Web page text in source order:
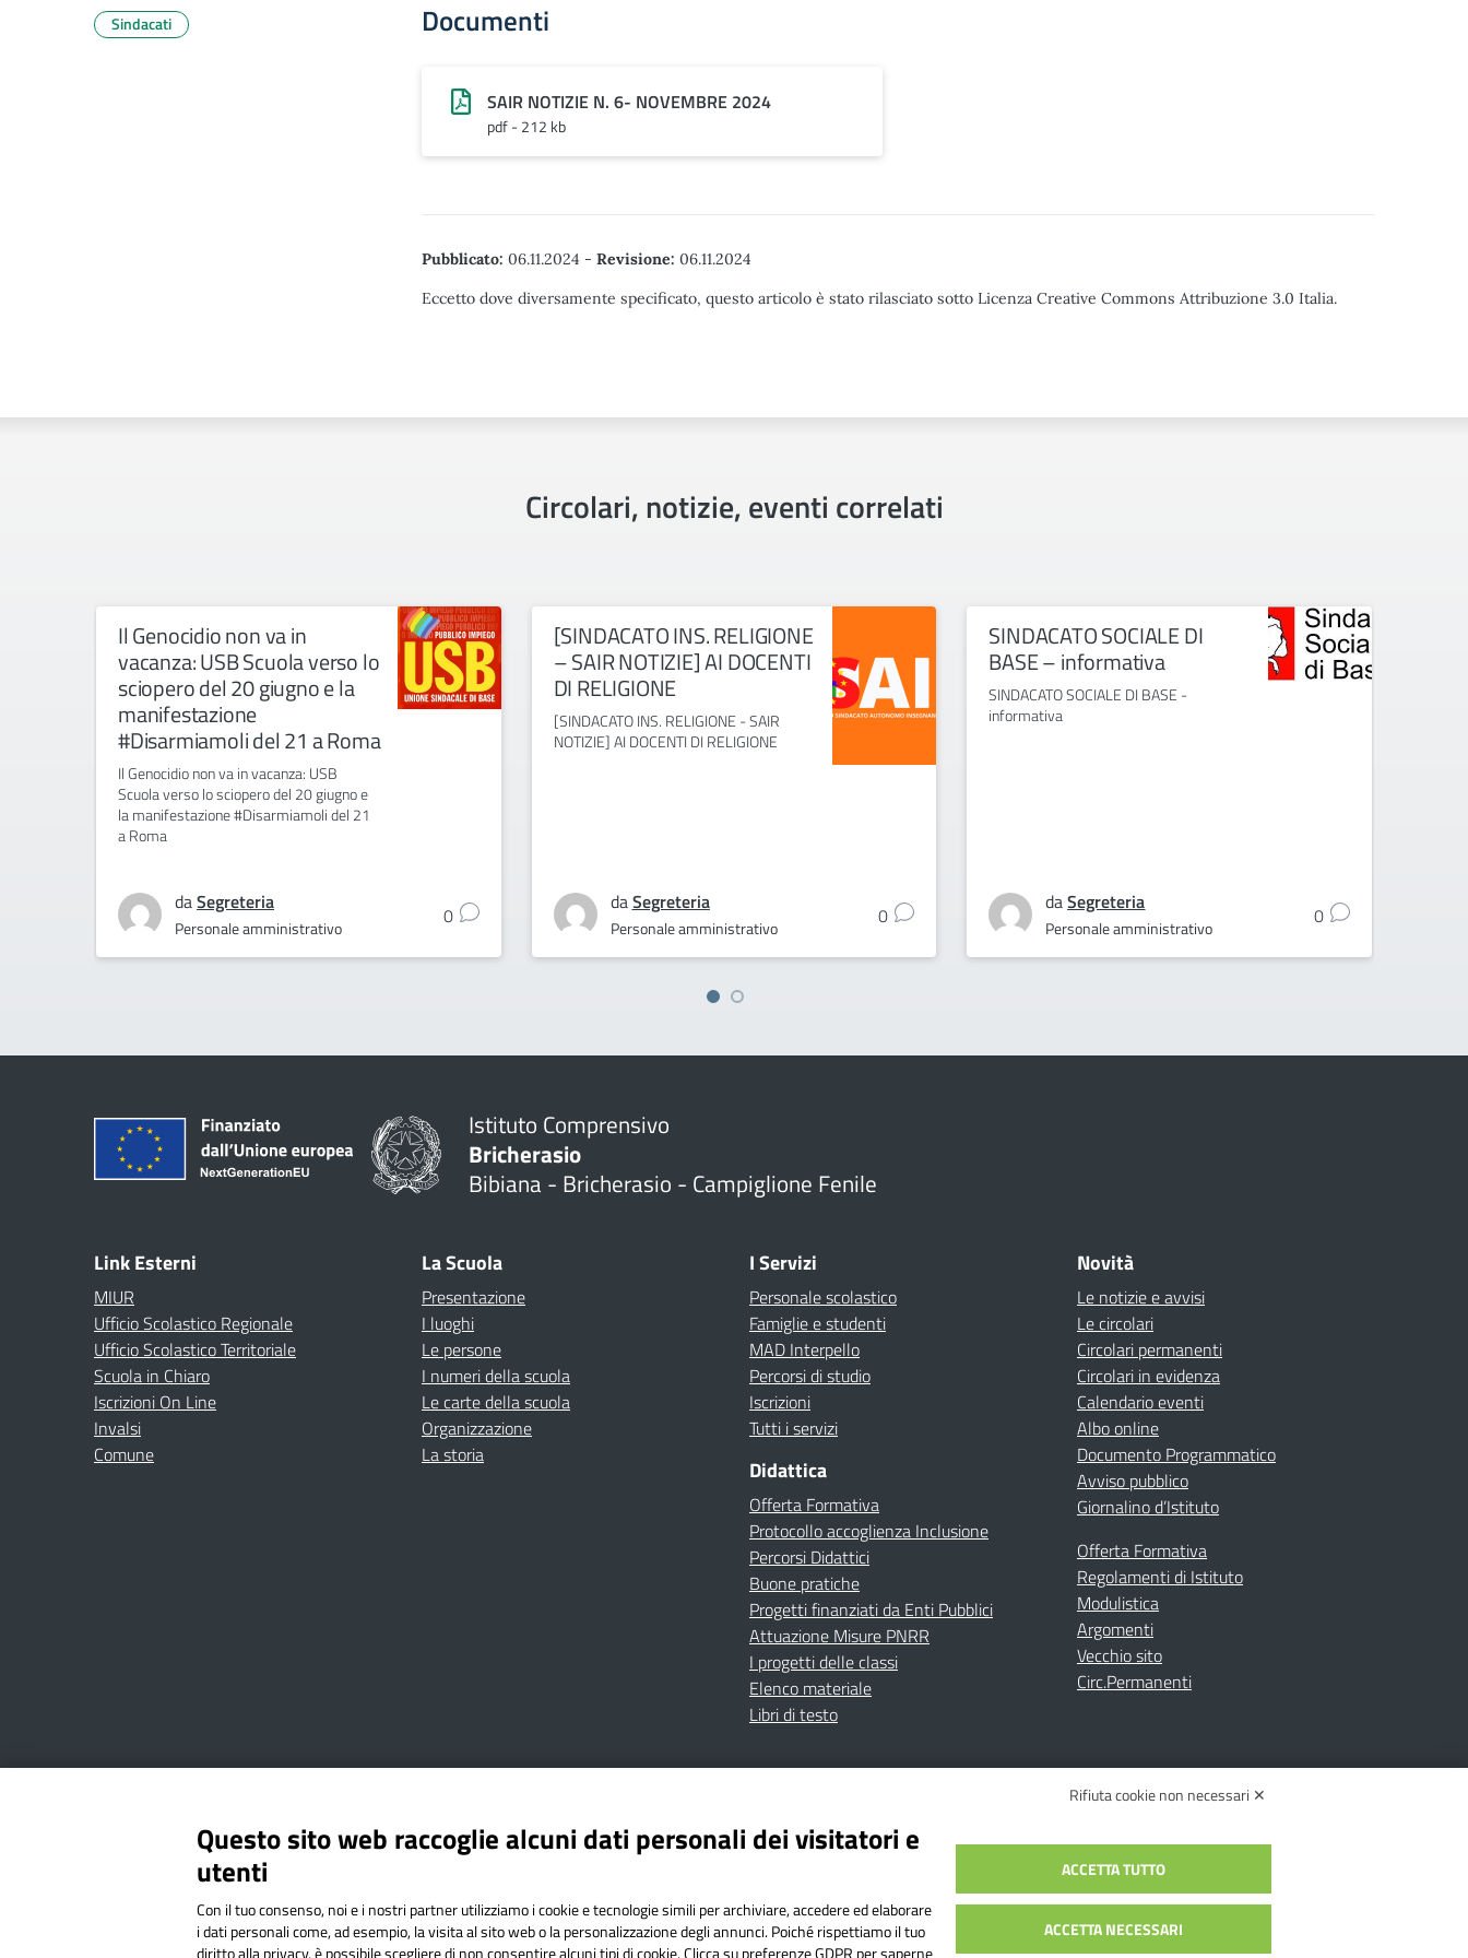
Documenti
SAIR NOTIZIE N. 6- NOVEMBRE 2024
pdf - 212 kb
Pubblicato: 06.11.2024 - Revisione: 06.11.2024
Eccetto dove diversamente specificato, questo articolo è stato rilasciato sotto Licenza Creative Commons Attribuzione 3.0 Italia.
Sindacati
Circolari, notizie, eventi correlati
Il Genocidio non va in
vacanza: USB Scuola verso lo
sciopero del 20 giugno e la
manifestazione
#Disarmiamoli del 21 a Roma
Il Genocidio non va in vacanza: USB
Scuola verso lo sciopero del 20 giugno e
la manifestazione #Disarmiamoli del 21
a Roma
daSegreteria
Personale amministrativo 0
[SINDACATO INS. RELIGIONE
– SAIR NOTIZIE] AI DOCENTI
DI RELIGIONE
[SINDACATO INS. RELIGIONE - SAIR
NOTIZIE] AI DOCENTI DI RELIGIONE
daSegreteria
Personale amministrativo 0
SINDACATO SOCIALE DI
BASE – informativa
SINDACATO SOCIALE DI BASE -
informativa
daSegreteria
Personale amministrativo 0
Istituto Comprensivo
Bricherasio
Bibiana - Bricherasio - Campiglione Fenile
Link Esterni
MIUR
Ufficio Scolastico Regionale
Ufficio Scolastico Territoriale
Scuola in Chiaro
Iscrizioni On Line
Invalsi
Comune
La Scuola
Presentazione
I luoghi
Le persone
I numeri della scuola
Le carte della scuola
Organizzazione
La storia
I Servizi
Personale scolastico
Famiglie e studenti
MAD Interpello
Percorsi di studio
Iscrizioni
Tutti i servizi
Didattica
Offerta Formativa
Protocollo accoglienza Inclusione
Percorsi Didattici
Buone pratiche
Progetti finanziati da Enti Pubblici
Attuazione Misure PNRR
I progetti delle classi
Elenco materiale
Libri di testo
Novità
Le notizie e avvisi
Le circolari
Circolari permanenti
Circolari in evidenza
Calendario eventi
Albo online
Documento Programmatico
Avviso pubblico
Giornalino d’Istituto
Offerta Formativa
Regolamenti di Istituto
Modulistica
Argomenti
Vecchio sito
Circ.Permanenti
Amministrazione TrasparenteAlbo onlinePrivacy PolicyDichiarazione di accessibilitàContattiNote Legali
Via Cesare Bollea n. 3 - 10064 Bricherasio (TO) | P.E.O.: toic84200d@istruzione.it | P.E.C.: toic84200d@pec.istruzione.it
Codice Fiscale: 94544620019 | Cod. Meccanografico: TOIC84200D | Codice IPA: istsc_toic84200d | Codice Univoco: UFYI9M
Rifiuta cookie non necessari ✕
Questo sito web raccoglie alcuni dati personali dei visitatori e
utenti
Con il tuo consenso, noi e i nostri partner utilizziamo i cookie e tecnologie simili per archiviare, accedere ed elaborare
i dati personali come, ad esempio, la visita al sito web o la personalizzazione degli annunci. Poiché rispettiamo il tuo
diritto alla privacy, è possibile scegliere di non consentire alcuni tipi di cookie. Clicca su preferenze GDPR per saperne
ACCETTA TUTTO
ACCETTA NECESSARI